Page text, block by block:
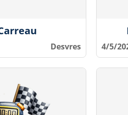
Desvres 4/5/